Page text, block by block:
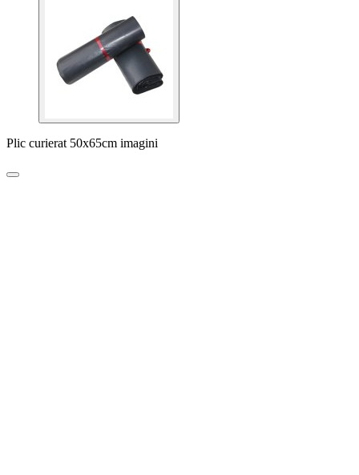
Plic curierat 50x65cm imagini